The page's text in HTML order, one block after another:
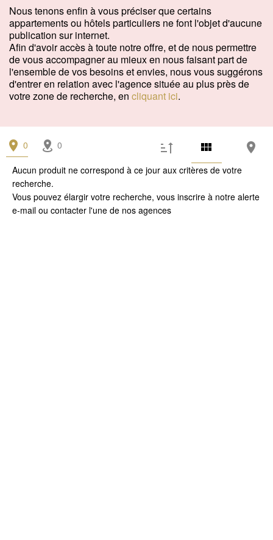
Nous tenons enfin à vous préciser que certains
appartements ou hôtels particuliers ne font l'objet d'aucune
publication sur internet.
Afin d'avoir accès à toute notre offre, et de nous permettre
de vous accompagner au mieux en nous faisant part de
l'ensemble de vos besoins et envies, nous vous suggérons
d'entrer en relation avec l'agence située au plus près de
votre zone de recherche, en cliquant ici.
0 0
Aucun produit ne correspond à ce jour aux critères de votre
recherche.
Vous pouvez élargir votre recherche, vous inscrire à notre alerte
e-mail ou contacter l'une de nos agences